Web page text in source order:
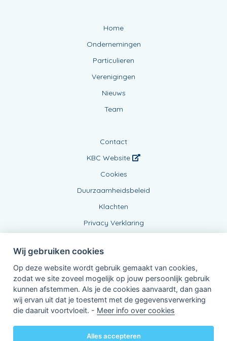
Home
Ondernemingen
Particulieren
Verenigingen
Nieuws
Team
Contact
KBC Website
Cookies
Duurzaamheidsbeleid
Klachten
Privacy Verklaring
Verbonden Agent, 0775482336
van KBC Verzekeringen nv
3000 Leuven - Belgie
Wij gebruiken cookies
Op deze website wordt gebruik gemaakt van cookies,
zodat we site zoveel mogelijk op jouw persoonlijk gebruik
kunnen afstemmen. Als je de cookies aanvaardt, dan gaan
wij ervan uit dat je toestemt met de gegevensverwerking
die daaruit voortvloeit. - Meer info over cookies
Alles accepteren